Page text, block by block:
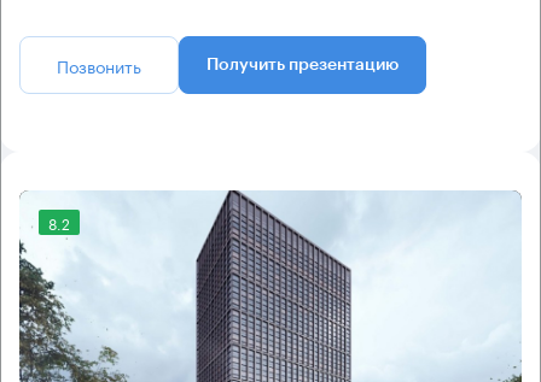
Позвонить Получить презентацию
8.2